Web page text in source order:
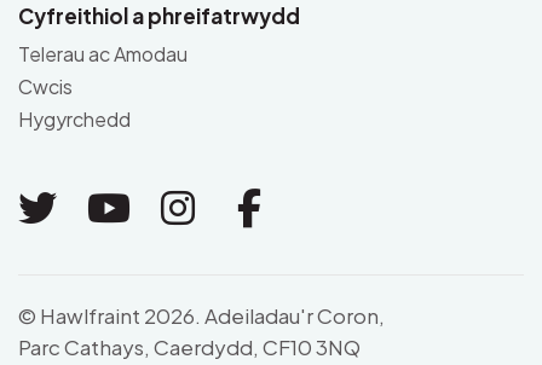
Cyfreithiol a phreifatrwydd
Telerau ac Amodau
Cwcis
Hygyrchedd
Link to Twitter
Link to Youtube
Link to Instagram
Link to
© Hawlfraint 2026. Adeiladau'r Coron,
Parc Cathays, Caerdydd, CF10 3NQ